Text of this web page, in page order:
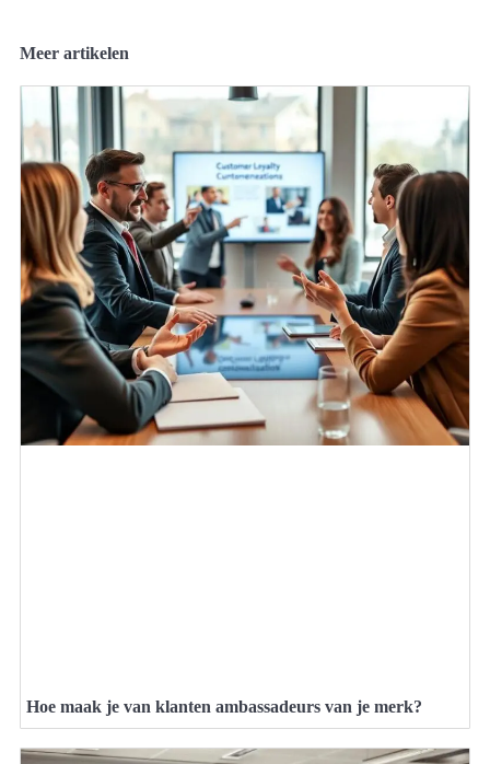
Meer artikelen
Hoe maak je van klanten ambassadeurs van je merk?